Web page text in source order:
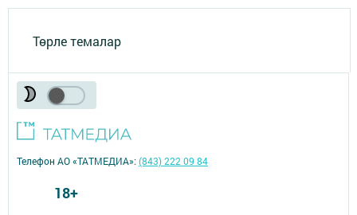
Төрле темалар
Телефон АО «ТАТМЕДИА»:(843) 222 09 84
18+